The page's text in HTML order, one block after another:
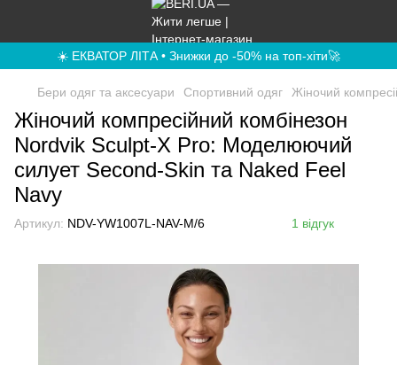
☀️ ЕКВАТОР ЛІТА • Знижки до -50% на топ-хіти🚀
Бери одяг та аксесуари Спортивний одяг Жіночий
Жіночий компресійний комбінезон
Nordvik Sculpt-X Pro: Моделюючий
силует Second-Skin та Naked Feel
Navy
Артикул: NDV-YW1007L-NAV-M/6 1 відгук